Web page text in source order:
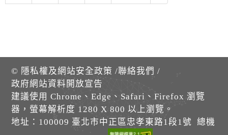
© 隱私權及網站安全政策 /聯絡我們 /
政府網站資料開放宣告
建議使用 Chrome、Edge、Safari、Firefox 瀏覽
器，螢幕解析度 1280 X 800 以上瀏覽。
地址：100009 臺北市中正區忠孝東路1段1號 總機